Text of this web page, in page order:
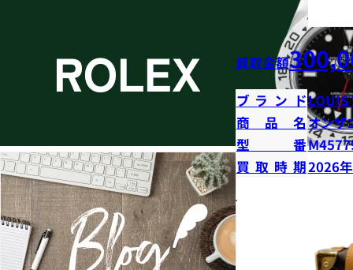
買取金額
ブランドLOUIS
商品名オンザ
型番
買取時期2026